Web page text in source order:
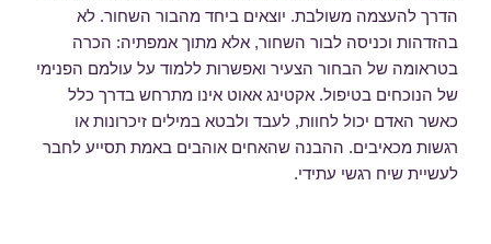
הדרך להעצמה משולבת. יוצאים ביחד מהבור השחור. לא
בהזדהות וכניסה לבור השחור, אלא מתוך אמפתיה: הכרה
בטראומה של הבחור הצעיר ואפשרות ללמוד על עולמם הפנימי
של הנוכחים בטיפול. אקטינג אאוט אינו מתרחש בדרך כלל
כאשר האדם יכול לחוות, לעבד ולבטא במילים זיכרונות או
רגשות מכאיבים. ההבנה שהאחים אוהבים באמת תסייע לחבר
לעשיית שיח רגשי עתידי.